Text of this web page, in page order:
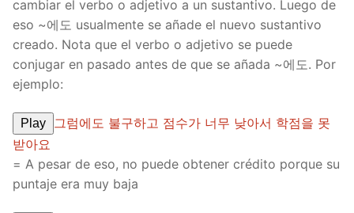
cambiar el verbo o adjetivo a un sustantivo. Luego de
eso ~에도 usualmente se añade el nuevo sustantivo
creado. Nota que el verbo o adjetivo se puede
conjugar en pasado antes de que se añada ~에도. Por
ejemplo:
Play
그럼에도 불구하고 점수가 너무 낮아서 학점을 못
받아요
= A pesar de eso, no puede obtener crédito porque su
puntaje era muy baja